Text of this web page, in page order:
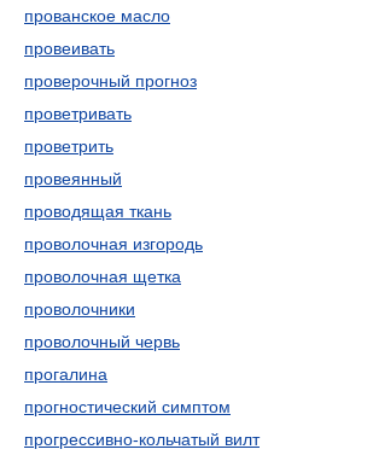
прованское масло
провеивать
проверочный прогноз
проветривать
проветрить
провеянный
проводящая ткань
проволочная изгородь
проволочная щетка
проволочники
проволочный червь
прогалина
прогностический симптом
прогрессивно-кольчатый вилт